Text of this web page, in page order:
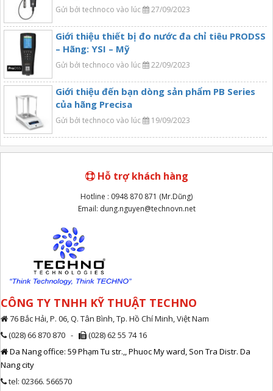
Gửi bởi technoco vào lúc 27/09/2023
Giới thiệu thiết bị đo nước đa chỉ tiêu PRODSS
– Hãng: YSI – Mỹ
Gửi bởi technoco vào lúc 22/09/2023
Giới thiệu đến bạn dòng sản phẩm PB Series
của hãng Precisa
Gửi bởi technoco vào lúc 19/09/2023
Hỗ trợ khách hàng
Hotline : 0948 870 871 (Mr.Dũng)
Email: dung.nguyen@technovn.net
CÔNG TY TNHH KỸ THUẬT TECHNO
76 Bắc Hải, P. 06, Q. Tân Bình, Tp. Hồ Chí Minh, Việt Nam
(028) 66 870 870 -
(028) 62 55 74 16
Da Nang office: 59 Phạm Tu str.,, Phuoc My ward, Son Tra Distr. Da
Nang city
tel: 02366. 566570